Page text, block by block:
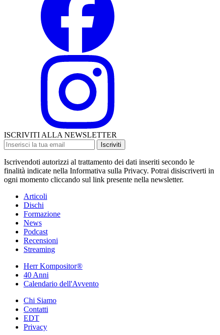
ISCRIVITI ALLA NEWSLETTER
Iscriviti
Iscrivendoti autorizzi al trattamento dei dati inseriti secondo le
finalità indicate nella Informativa sulla Privacy. Potrai disiscriverti in
ogni momento cliccando sul link presente nella newsletter.
Articoli
Dischi
Formazione
News
Podcast
Recensioni
Streaming
Herr Kompositor®
40 Anni
Calendario dell'Avvento
Chi Siamo
Contatti
EDT
Privacy